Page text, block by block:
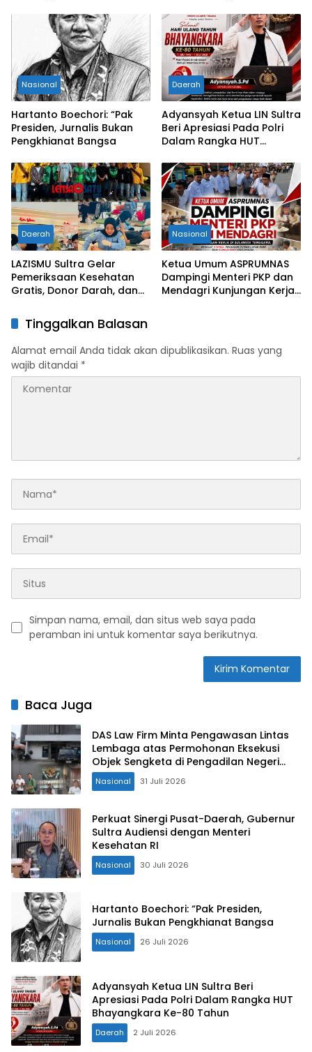
Objek Sengketa di
Pengadilan Negeri Jakarta
Nasional
Hartanto Boechori: “Pak
Presiden, Jurnalis Bukan
Pengkhianat Bangsa
Daerah
Adyansyah Ketua LIN Sultra
Beri Apresiasi Pada Polri
Dalam Rangka HUT
Daerah
LAZISMU Sultra Gelar
Pemeriksaan Kesehatan
Gratis, Donor Darah, dan
Jiwa Bersama Berbagai
Mitra Strategis
Nasional
Ketua Umum ASPRUMNAS
Dampingi Menteri PKP dan
Mendagri Kunjungan Kerja
Tinggalkan Balasan
Alamat email Anda tidak akan dipublikasikan. Ruas yang
wajib ditandai *
Simpan nama, email, dan situs web saya pada
peramban ini untuk komentar saya berikutnya.
Baca Juga
DAS Law Firm Minta Pengawasan Lintas
Lembaga atas Permohonan Eksekusi
Objek Sengketa di Pengadilan Negeri
Jakarta Selatan
Nasional 31 Juli 2026
Perkuat Sinergi Pusat-Daerah, Gubernur
Sultra Audiensi dengan Menteri
Kesehatan RI
Nasional 30 Juli 2026
Hartanto Boechori: “Pak Presiden,
Jurnalis Bukan Pengkhianat Bangsa
Nasional 26 Juli 2026
Adyansyah Ketua LIN Sultra Beri
Apresiasi Pada Polri Dalam Rangka HUT
Bhayangkara Ke-80 Tahun
Daerah 2 Juli 2026